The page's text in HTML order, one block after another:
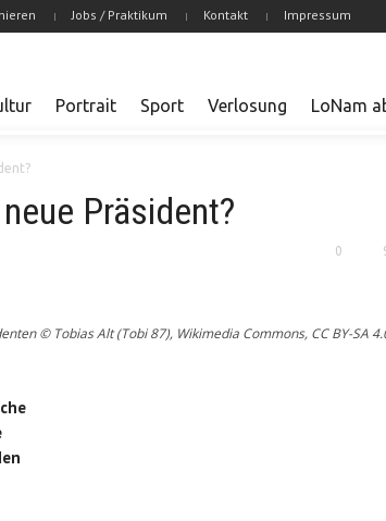
Jobs / Praktikum Kontakt Impressum
Portrait Sport Verlosung LoNam
Präsident?
0
© Tobias Alt (Tobi 87), Wikimedia Commons, CC BY-SA